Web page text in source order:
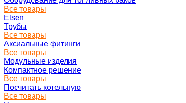
Все товары
Elsen
Трубы
Все товары
Аксиальные фитинги
Все товары
Модульные изделия
Компактное решение
Все товары
Посчитать котельную
Все товары